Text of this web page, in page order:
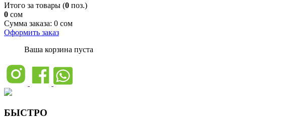
Итого за товары (0 поз.)
0 сом
Сумма заказа: 0 сом
Оформить заказ
Ваша корзина пуста
БЫСТРО